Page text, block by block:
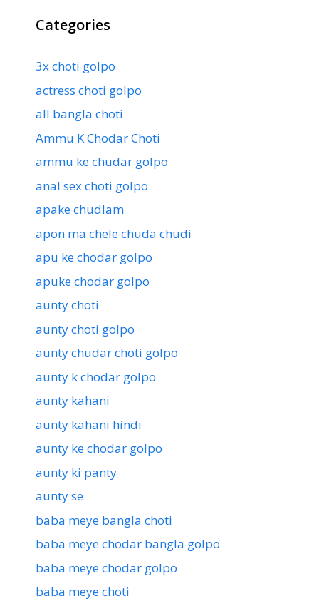
Categories
3x choti golpo
actress choti golpo
all bangla choti
Ammu K Chodar Choti
ammu ke chudar golpo
anal sex choti golpo
apake chudlam
apon ma chele chuda chudi
apu ke chodar golpo
apuke chodar golpo
aunty choti
aunty choti golpo
aunty chudar choti golpo
aunty k chodar golpo
aunty kahani
aunty kahani hindi
aunty ke chodar golpo
aunty ki panty
aunty se
baba meye bangla choti
baba meye chodar bangla golpo
baba meye chodar golpo
baba meye choti